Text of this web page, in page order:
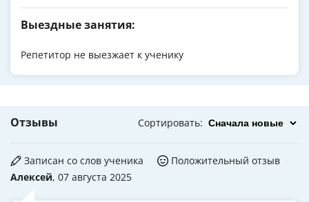
Выездные занятия:
Репетитор не выезжает к ученику
Отзывы Сортировать:
Алексей, 07 августа 2025
Записан со слов ученика Положительный отзыв